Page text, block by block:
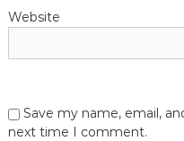
Website
Save my name, email,
next time I comment.